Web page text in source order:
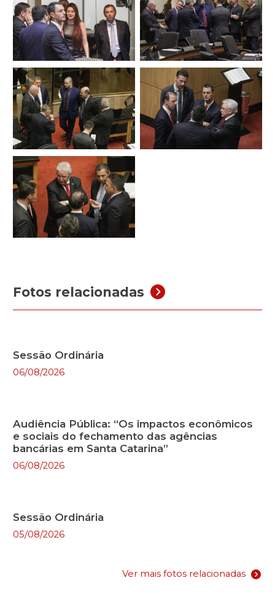
Fotos relacionadas
Sessão Ordinária
06/08/2026
Audiência Pública: “Os impactos econômicos
e sociais do fechamento das agências
bancárias em Santa Catarina”
06/08/2026
Sessão Ordinária
05/08/2026
Ver mais fotos relacionadas